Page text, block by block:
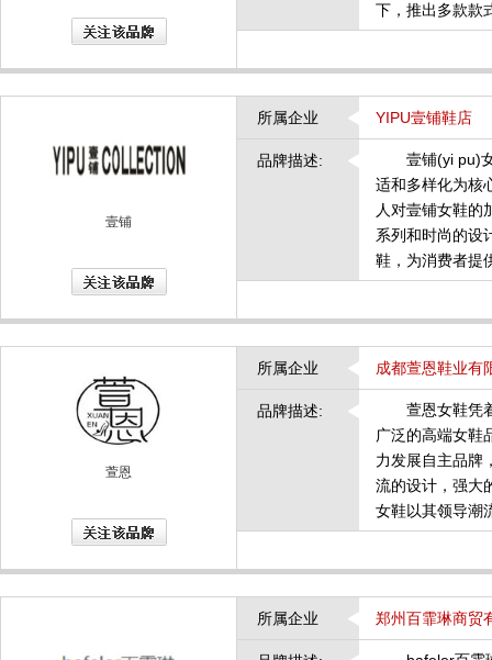
下，推出多款款
壹铺
所属企业 YIPU壹铺鞋店
品牌描述:
壹铺(yi pu)女
适和多样化为核
人对壹铺女鞋
系列和时尚的设
鞋，为消费者提
萱恩
所属企业 成都萱恩鞋业有
品牌描述:
萱恩女鞋凭着
广泛的高端女鞋
力发展自主品
流的设计，强
女鞋以其领导潮
所属企业 郑州百霏琳商贸